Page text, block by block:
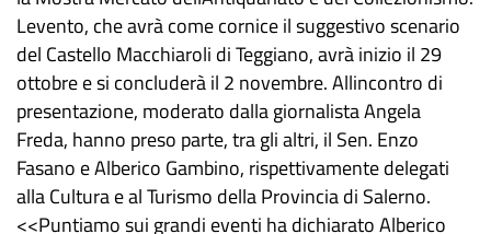
Levento, che avrà come cornice il suggestivo scenario
del Castello Macchiaroli di Teggiano, avrà inizio il 29
ottobre e si concluderà il 2 novembre. Allincontro di
presentazione, moderato dalla giornalista Angela
Freda, hanno preso parte, tra gli altri, il Sen. Enzo
Fasano e Alberico Gambino, rispettivamente delegati
alla Cultura e al Turismo della Provincia di Salerno.
<<Puntiamo sui grandi eventi ha dichiarato Alberico